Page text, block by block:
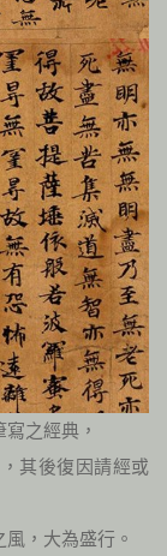
之經典，
其後復因請經或
，大為盛行。